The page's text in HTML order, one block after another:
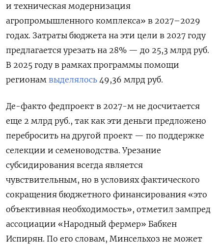
и техническая модернизация
агропромышленного комплекса» в 2027–2029
годах. Затраты бюджета на эти цели в 2027 году
предлагается урезать на 28% — до 25,3 млрд руб.
В 2025 году в рамках программы помощи
регионам выделялось 49,36 млрд руб.
Де-факто федпроект в 2027-м не досчитается
еще 2 млрд руб., так как эти деньги предложено
перебросить на другой проект — по поддержке
селекции и семеноводства. Урезание
субсидирования всегда является
чувствительным, но в условиях фактического
сокращения бюджетного финансирования «это
объективная необходимость», отметил зампред
ассоциации «Народный фермер» Бабкен
Испирян. По его словам, Минсельхоз не может